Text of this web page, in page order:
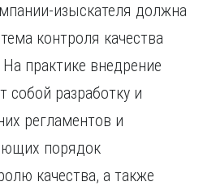
изыскателя должна
контроля качества
практике внедрение
собой разработку и
регламентов и
порядок
качества, а также